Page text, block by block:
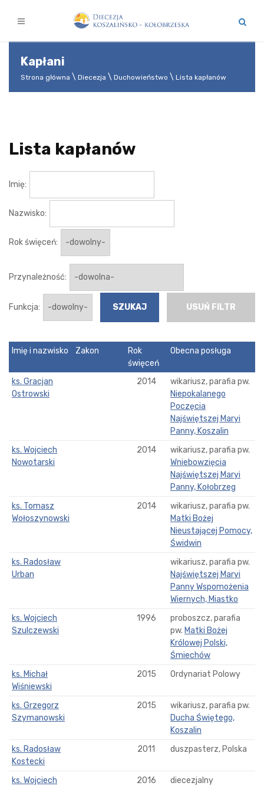
Kapłani
Strona główna Diecezja Duchowieństwo Lista kapłanów
Lista kapłanów
Imię:
Nazwisko:
Rok święceń:
Przynależność:
Funkcja: USUŃ FILTR
Imię i nazwisko Zakon
Rok
święceń
Obecna posługa
ks. Gracjan
Ostrowski
2014
wikariusz, parafia pw.
Niepokalanego
Poczęcia
Najświętszej Maryi
Panny, Koszalin
ks. Wojciech
Nowotarski
2014
wikariusz, parafia pw.
Wniebowzięcia
Najświętszej Maryi
Panny, Kołobrzeg
ks. Tomasz
Wołoszynowski
2014
wikariusz, parafia pw.
Matki Bożej
Nieustającej Pomocy,
Świdwin
ks. Radosław
Urban
wikariusz, parafia pw.
Najświętszej Maryi
Panny Wspomożenia
Wiernych, Miastko
ks. Wojciech
Szulczewski
1996
proboszcz, parafia
pw. Matki Bożej
Królowej Polski,
Śmiechów
ks. Michał
Wiśniewski
2015 Ordynariat Polowy
ks. Grzegorz
Szymanowski
2015
wikariusz, parafia pw.
Ducha Świętego,
Koszalin
ks. Radosław
Kostecki
2011 duszpasterz, Polska
ks. Wojciech
2016
diecezjalny